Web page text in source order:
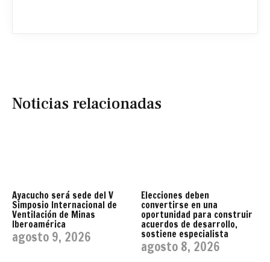
Noticias relacionadas
Ayacucho será sede del V
Simposio Internacional de
Ventilación de Minas
Iberoamérica
agosto 9, 2026
Elecciones deben
convertirse en una
oportunidad para construir
acuerdos de desarrollo,
sostiene especialista
agosto 8, 2026